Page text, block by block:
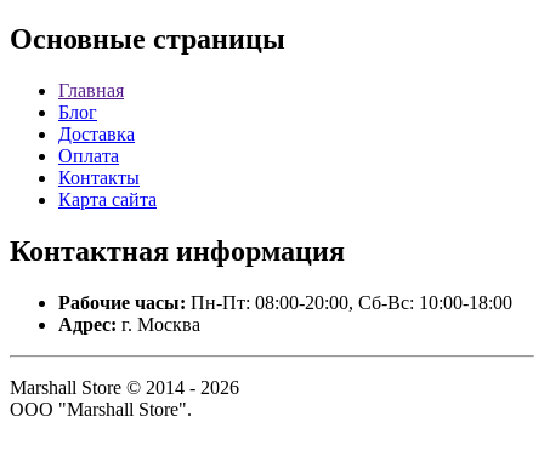
Основные страницы
Главная
Блог
Доставка
Оплата
Контакты
Карта сайта
Контактная информация
Рабочие часы: Пн-Пт: 08:00-20:00, Сб-Вс: 10:00-18:00
Адрес: г. Москва
Marshall Store © 2014 - 2026
ООО "Marshall Store".